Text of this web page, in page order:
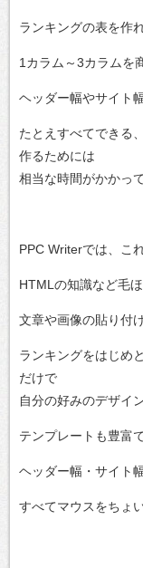
ランキングの表を作
1カラム～3カラムを
ヘッダー幅やサイト
たとえすべてできる
作るためには
相当な時間がかかっ
PPC Writerでは、こ
HTMLの知識など毛
文章や画像の貼り付
ランキングをはじめ
だけで
自分の好みのデザイ
テンプレートも豊富
ヘッダー幅・サイト
すべてマウスをちょ